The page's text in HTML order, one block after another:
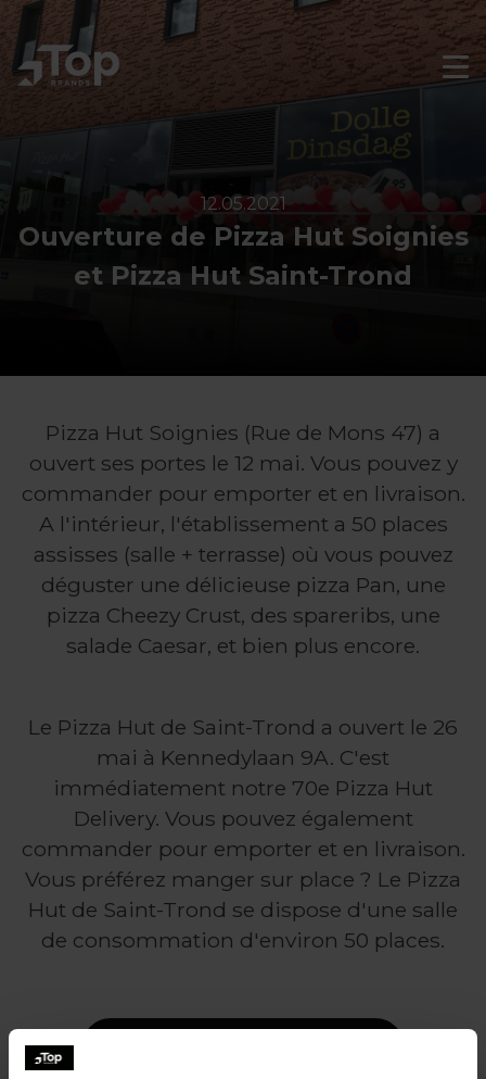
Skip
to
main
navigation
Sluit
12.05.2021
Ouverture de Pizza Hut Soignies
et Pizza Hut Saint-Trond
Pizza Hut Soignies (Rue de Mons 47) a
ouvert ses portes le 12 mai. Vous pouvez y
commander pour emporter et en livraison.
A l'intérieur, l'établissement a 50 places
assisses (salle + terrasse) où vous pouvez
déguster une délicieuse pizza Pan, une
pizza Cheezy Crust, des spareribs, une
salade Caesar, et bien plus encore.
Le Pizza Hut de Saint-Trond a ouvert le 26
mai à Kennedylaan 9A. C'est
immédiatement notre 70e Pizza Hut
Delivery. Vous pouvez également
commander pour emporter et en livraison.
Vous préférez manger sur place ? Le Pizza
Hut de Saint-Trond se dispose d'une salle
de consommation d'environ 50 places.